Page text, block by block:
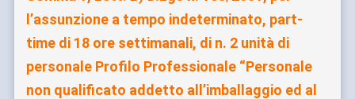
l’assunzione a tempo indeterminato, part-
time di 18 ore settimanali, di n. 2 unità di
personale Profilo Professionale “Personale
non qualificato addetto all’imballaggio ed al